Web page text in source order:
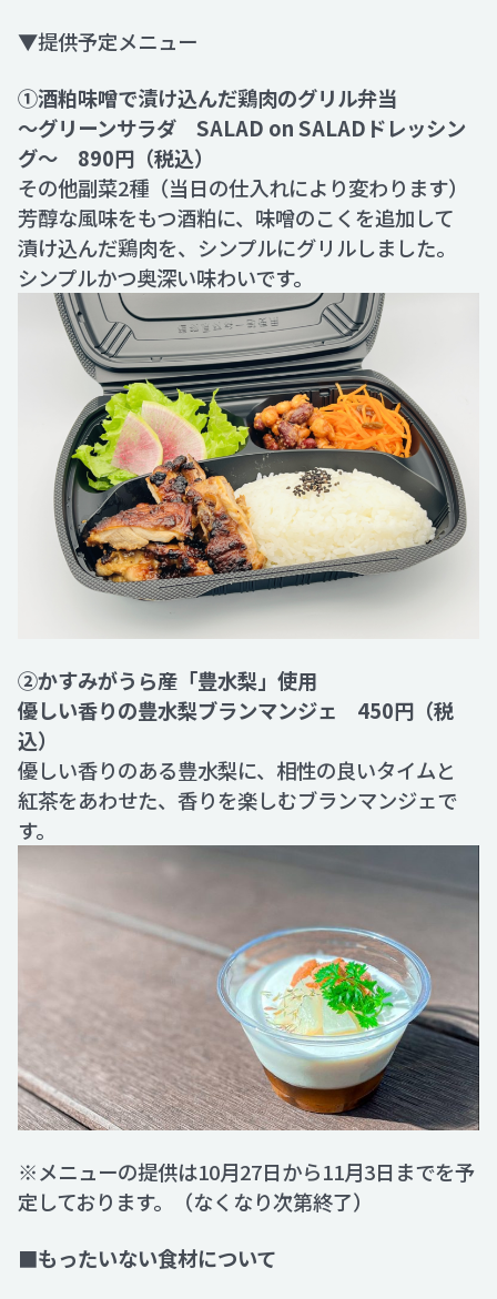
▼提供予定メニュー
①酒粕味噌で漬け込んだ鶏肉のグリル弁当
～グリーンサラダ SALAD on SALADドレッシン
グ～ 890円（税込）
その他副菜2種（当日の仕入れにより変わります）
芳醇な風味をもつ酒粕に、味噌のこくを追加して
漬け込んだ鶏肉を、シンプルにグリルしました。
シンプルかつ奥深い味わいです。
②かすみがうら産「豊水梨」使用
優しい香りの豊水梨ブランマンジェ 450円（税
込）
優しい香りのある豊水梨に、相性の良いタイムと
紅茶をあわせた、香りを楽しむブランマンジェで
す。
※メニューの提供は10月27日から11月3日までを予
定しております。（なくなり次第終了）
■もったいない食材について